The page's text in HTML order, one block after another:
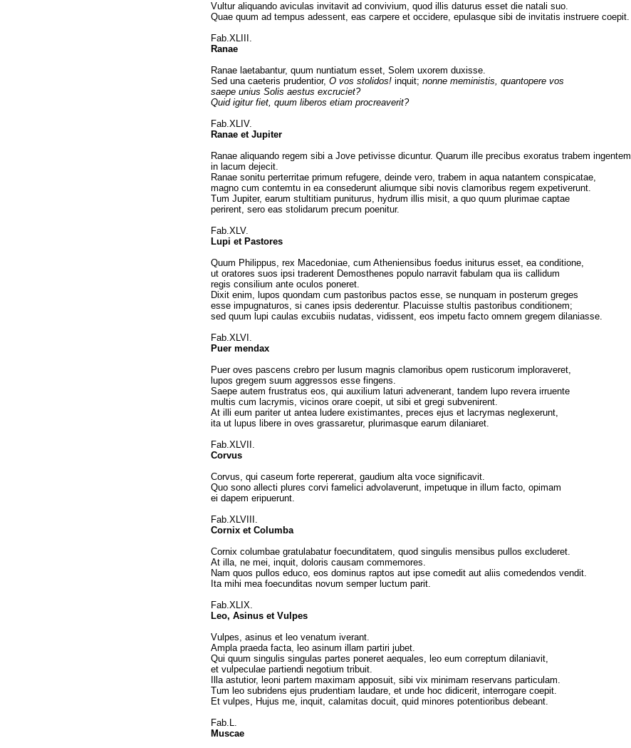
Vultur aliquando aviculas invitavit ad convivium, quod illis daturus esset die natali suo.
Quae quum ad tempus adessent, eas carpere et occidere, epulasque sibi de invitatis instruere coepit.
Fab.XLIII.
Ranae
Ranae laetabantur, quum nuntiatum esset, Solem uxorem duxisse.
Sed una caeteris prudentior, O vos stolidos!inquit; nonne meministis, quantopere vos
saepe unius Solis aestus excruciet?
Quid igitur fiet, quum liberos etiam procreaverit?
Fab.XLIV.
Ranae et Jupiter
Ranae aliquando regem sibi a Jove petivisse dicuntur. Quarum ille precibus exoratus trabem ingentem
in lacum dejecit.
Ranae sonitu perterritae primum refugere, deinde vero, trabem in aqua natantem conspicatae,
magno cum contemtu in ea consederunt aliumque sibi novis clamoribus regem expetiverunt.
Tum Jupiter, earum stultitiam puniturus, hydrum illis misit, a quo quum plurimae captae
perirent, sero eas stolidarum precum poenitur.
Fab.XLV.
Lupi et Pastores
Quum Philippus, rex Macedoniae, cum Atheniensibus foedus initurus esset, ea conditione,
ut oratores suos ipsi traderent Demosthenes populo narravit fabulam qua iis callidum
regis consilium ante oculos poneret.
Dixit enim, lupos quondam cum pastoribus pactos esse, se nunquam in posterum greges
esse impugnaturos, si canes ipsis dederentur. Placuisse stultis pastoribus conditionem;
sed quum lupi caulas excubiis nudatas, vidissent, eos impetu facto omnem gregem dilaniasse.
Fab.XLVI.
Puer mendax
Puer oves pascens crebro per lusum magnis clamoribus opem rusticorum imploraveret,
lupos gregem suum aggressos esse fingens.
Saepe autem frustratus eos, qui auxilium laturi advenerant, tandem lupo revera irruente
multis cum lacrymis, vicinos orare coepit, ut sibi et gregi subvenirent.
At illi eum pariter ut antea ludere existimantes, preces ejus et lacrymas neglexerunt,
ita ut lupus libere in oves grassaretur, plurimasque earum dilaniaret.
Fab.XLVII.
Corvus
Corvus, qui caseum forte repererat, gaudium alta voce significavit.
Quo sono allecti plures corvi famelici advolaverunt, impetuque in illum facto, opimam
ei dapem eripuerunt.
Fab.XLVIII.
Cornix et Columba
Cornix columbae gratulabatur foecunditatem, quod singulis mensibus pullos excluderet.
At illa, ne mei, inquit, doloris causam commemores.
Nam quos pullos educo, eos dominus raptos aut ipse comedit aut aliis comedendos vendit.
Ita mihi mea foecunditas novum semper luctum parit.
Fab.XLIX.
Leo, Asinus et Vulpes
Vulpes, asinus et leo venatum iverant.
Ampla praeda facta, leo asinum illam partiri jubet.
Qui quum singulis singulas partes poneret aequales, leo eum correptum dilaniavit,
et vulpeculae partiendi negotium tribuit.
Illa astutior, leoni partem maximam apposuit, sibi vix minimam reservans particulam.
Tum leo subridens ejus prudentiam laudare, et unde hoc didicerit, interrogare coepit.
Et vulpes, Hujus me, inquit, calamitas docuit, quid minores potentioribus debeant.
Fab.L.
Muscae